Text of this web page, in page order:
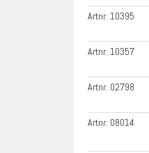
Artnr:10395
Artnr:10357
Artnr: 02798
Artnr: 08014